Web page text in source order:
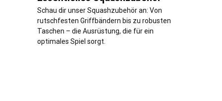
Schau dir unser Squashzubehör an: Von
rutschfesten Griffbändern bis zu robusten
Taschen – die Ausrüstung, die für ein
optimales Spiel sorgt.